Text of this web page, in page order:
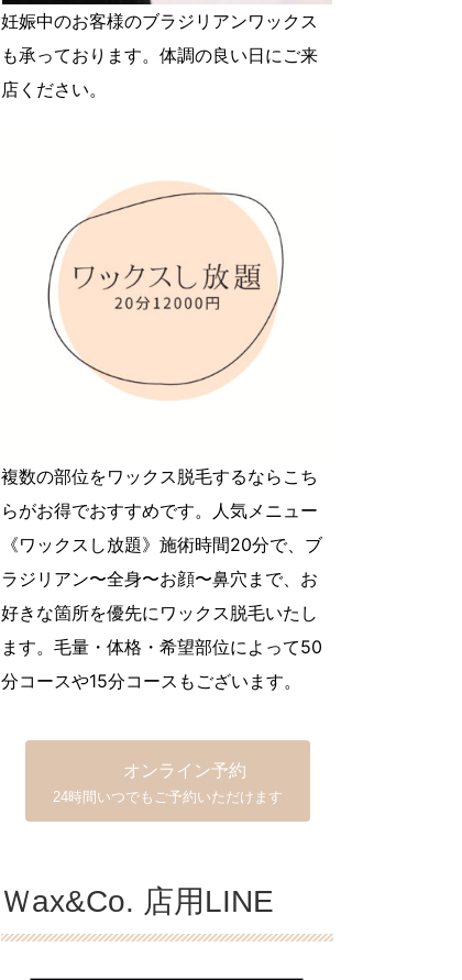
妊娠中のお客様のブラジリアンワックス
も承っております。体調の良い日にご来
店ください。
複数の部位をワックス脱毛するならこち
らがお得でおすすめです。人気メニュー
《ワックスし放題》施術時間20分で、ブ
ラジリアン〜全身〜お顔〜鼻穴まで、お
好きな箇所を優先にワックス脱毛いたし
ます。毛量・体格・希望部位によって50
分コースや15分コースもございます。
オンライン予約
24時間いつでもご予約いただけます
Ｗax&Co. 店用LINE